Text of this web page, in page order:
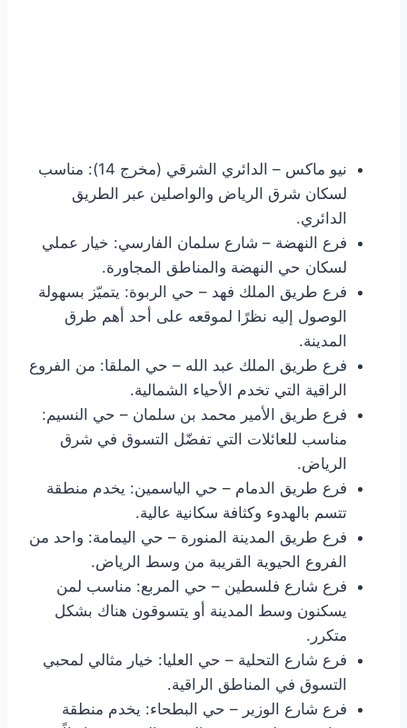
نيو ماكس – الدائري الشرقي (مخرج 14): مناسب
لسكان شرق الرياض والواصلين عبر الطريق
الدائري.
فرع النهضة – شارع سلمان الفارسي: خيار عملي
لسكان حي النهضة والمناطق المجاورة.
فرع طريق الملك فهد – حي الربوة: يتميّز بسهولة
الوصول إليه نظرًا لموقعه على أحد أهم طرق
المدينة.
فرع طريق الملك عبد الله – حي الملقا: من الفروع
الراقية التي تخدم الأحياء الشمالية.
فرع طريق الأمير محمد بن سلمان – حي النسيم:
مناسب للعائلات التي تفضّل التسوق في شرق
الرياض.
فرع طريق الدمام – حي الياسمين: يخدم منطقة
تتسم بالهدوء وكثافة سكانية عالية.
فرع طريق المدينة المنورة – حي اليمامة: واحد من
الفروع الحيوية القريبة من وسط الرياض.
فرع شارع فلسطين – حي المربع: مناسب لمن
يسكنون وسط المدينة أو يتسوقون هناك بشكل
متكرر.
فرع شارع التحلية – حي العليا: خيار مثالي لمحبي
التسوق في المناطق الراقية.
فرع شارع الوزير – حي البطحاء: يخدم منطقة